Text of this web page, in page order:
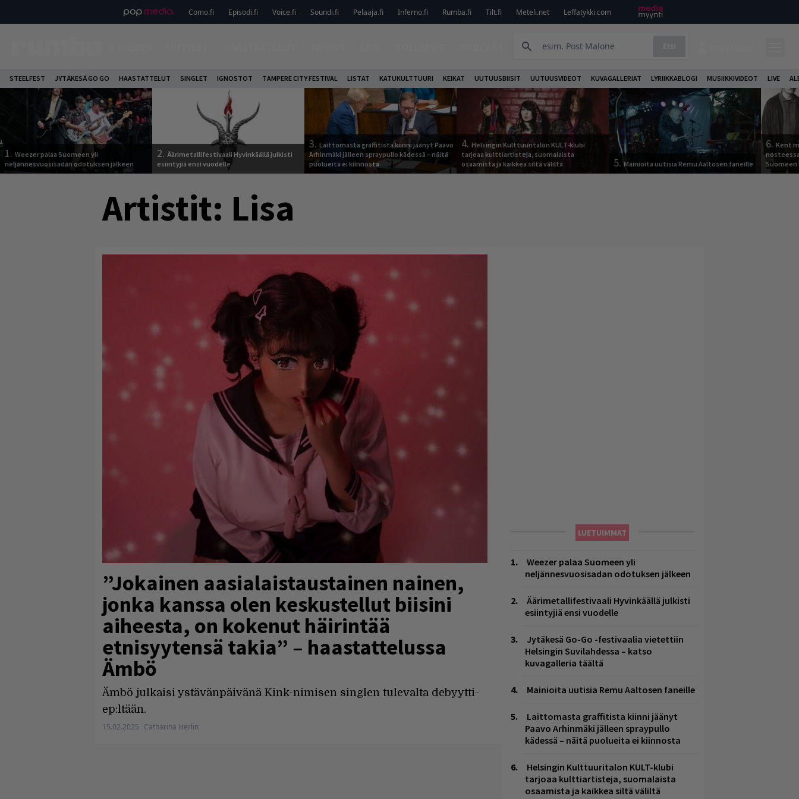
Como.fi Episodi.fi Voice.fi Soundi.fi Pelaaja.fi Inferno.fi Rumba.fi Tilt.fi Meteli.net Leffatykki.com
STEELFEST JYTÄKESÄ GO GO HAASTATTELUT SINGLET IGNOSTOT TAMPERE CITY FESTIVAL LISTAT KATUKULTTUURI KEIKAT UUTUUSBIISIT UUTUUSVIDEOT KUVAGALLERIAT LYRIIKKABLOGI MUSIIKKIVIDEOT LIVE
1. Weezer palaa Suomeen yli
neljännesvuosisadan odotuksen jälkeen
2. Äärimetallifestivaali Hyvinkäällä julkisti
esiintyjiä ensi vuodelle
3. Laittomasta graffitista kiinni jäänyt Paavo
Arhinmäki jälleen spraypullo kädessä – näitä
puolueita ei kiinnosta
4. Helsingin Kulttuuritalon KULT-klubi
tarjoaa kulttiartisteja, suomalaista
osaamista ja kaikkea siltä väliltä
5.Mainioita uutisia Remu Aaltosen faneille
6. Kent
Suomeen
Artistit: Lisa
”Jokainen aasialaistaustainen nainen,
jonka kanssa olen keskustellut biisini
aiheesta, on kokenut häirintää
etnisyytensä takia” – haastattelussa
Ämbö
Ämbö julkaisi ystävänpäivänä Kink-nimisen singlen tulevalta debyytti-
ep:ltään.
15.02.2025 Catharina Herlin
LUETUIMMAT
Weezer palaa Suomeen yli
neljännesvuosisadan odotuksen jälkeen
Äärimetallifestivaali Hyvinkäällä julkisti
esiintyjiä ensi vuodelle
Jytäkesä Go-Go -festivaalia vietettiin
Helsingin Suvilahdessa – katso
kuvagalleria täältä
Mainioita uutisia Remu Aaltosen faneille
Laittomasta graffitista kiinni jäänyt
Paavo Arhinmäki jälleen spraypullo
kädessä – näitä puolueita ei kiinnosta
Helsingin Kulttuuritalon KULT-klubi
tarjoaa kulttiartisteja, suomalaista
osaamista ja kaikkea siltä väliltä